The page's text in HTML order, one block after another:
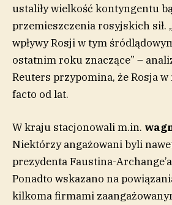
ustaliły wielkość kontyngentu
przemieszczenia rosyjskich sił.
wpływy Rosji w tym
ostatnim roku znaczące” –
Reuters przypomina, że Rosja w
facto od lat.
W kraju stacjonowali m.in.
Niektórzy angażowani byli
prezydenta Faustina-
Ponadto wskazano na
kilkoma firmami